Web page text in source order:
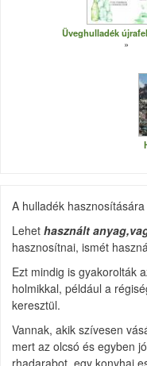
Üveghulladék
A hulladék
Lehet használt
hasznosítnai, ismét
Ezt mindig is gyakorolták
holmikkal, például a
keresztül.
Vannak, akik szívesen
mert az olcsó és egyben
rhadarabot, egy konyhai